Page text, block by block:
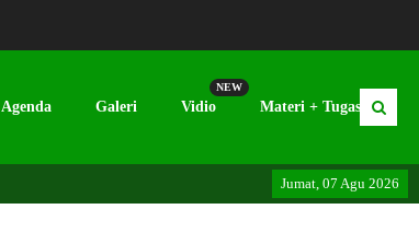
Agenda Galeri Vidio
NEW
Materi + Tugas
Jumat, 07 Agu 2026
Selamat